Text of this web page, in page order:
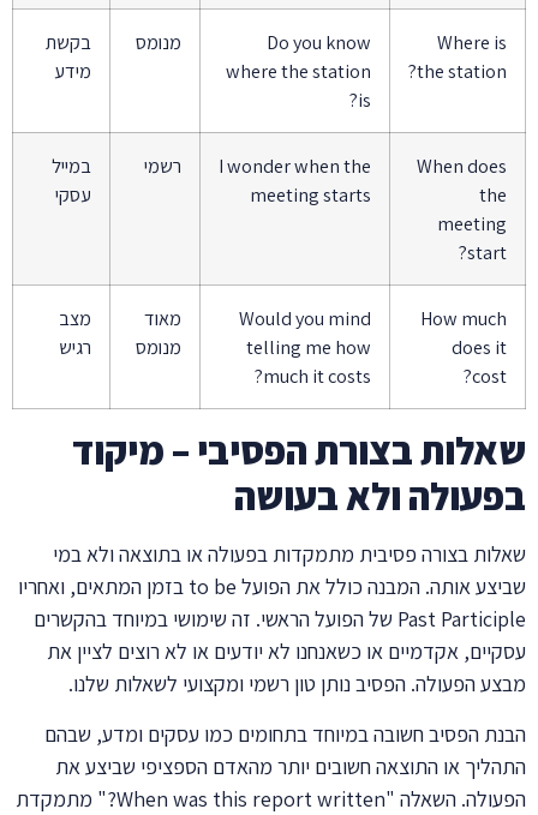
Where is
the station?
Do you know
where the station
is?
מנומס
בקשת
מידע
When does
the
meeting
start?
I wonder when the
meeting starts
רשמי
במייל
עסקי
How much
does it
cost?
Would you mind
telling me how
much it costs?
מאוד
מנומס
מצב
רגיש
שאלות בצורת הפסיבי – מיקוד
בפעולה ולא בעושה
שאלות בצורה פסיבית מתמקדות בפעולה או בתוצאה ולא במי
שביצע אותה. המבנה כולל את הפועל to be בזמן המתאים, ואחריו
Past Participle של הפועל הראשי. זה שימושי במיוחד בהקשרים
עסקיים, אקדמיים או כשאנחנו לא יודעים או לא רוצים לציין את
מבצע הפעולה. הפסיב נותן טון רשמי ומקצועי לשאלות שלנו.
הבנת הפסיב חשובה במיוחד בתחומים כמו עסקים ומדע, שבהם
התהליך או התוצאה חשובים יותר מהאדם הספציפי שביצע את
הפעולה. השאלה "When was this report written?" מתמקדת